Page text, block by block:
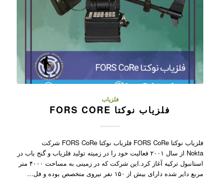
فلزیاب
فلزیاب نوکتا FORS CORE
فلزیاب نوکتا FORS CoRe فلزیاب نوکتا FORS CoRe شرکت
Nokta از سال ۲۰۰۱ فعالیت خود را در زمیته تولید فلزیاب و گنج یاب در
استانبول ترکیه آغاز کرد.این شرکت که در زمینی به مساحت ۴۰۰۰ متر
مربع دایر شده دارای بیش از ۱۵۰ نفر نیروی متخصص بوده و فل…